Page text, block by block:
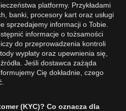
platformy. Przykładami
banki, procesory kart oraz usługi
sprzedajemy informacji o Tobie.
informacje o tożsamości
do przeprowadzenia kontroli
wypłaty oraz upewnienia się,
Jeśli dostawca zażąda
Cię dokładnie, czego
(KYC)? Co oznacza dla